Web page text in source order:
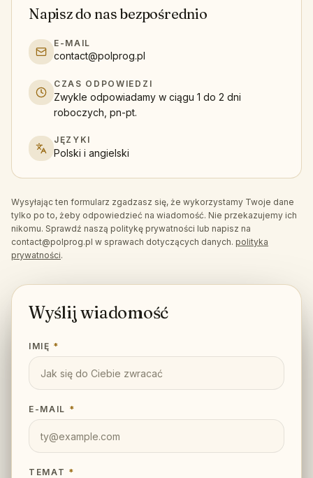
Napisz do nas bezpośrednio
E-MAIL
contact@polprog.pl
CZAS ODPOWIEDZI
Zwykle odpowiadamy w ciągu 1 do 2 dni
roboczych, pn-pt.
JĘZYKI
Polski i angielski
Wysyłając ten formularz zgadzasz się, że wykorzystamy Twoje dane
tylko po to, żeby odpowiedzieć na wiadomość. Nie przekazujemy ich
nikomu. Sprawdź naszą politykę prywatności lub napisz na
contact@polprog.pl w sprawach dotyczących danych. polityka
prywatności.
Wyślij wiadomość
IMIĘ *
E-MAIL *
TEMAT *